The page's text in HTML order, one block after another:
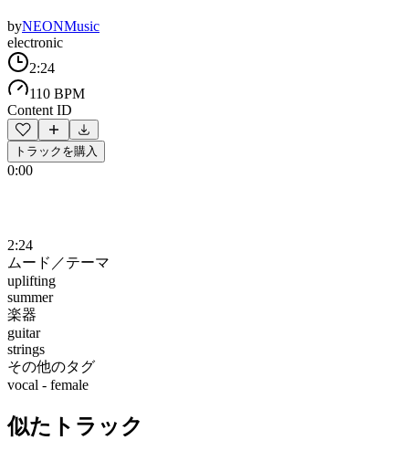
byNEONMusic
electronic
2:24
110 BPM
Content ID
トラックを購入
0:00
2:24
ムード／テーマ
uplifting
summer
楽器
guitar
strings
その他のタグ
vocal - female
似たトラック